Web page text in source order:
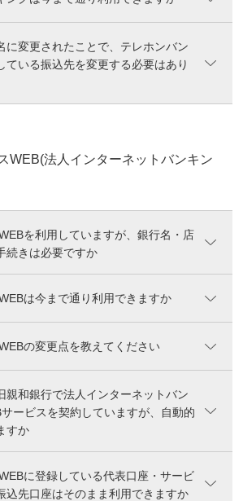
に変更されたことで、テレホンバン
ている振込先を変更する必要はあり
WEB(法人インターネットバンキン
を利用していますが、銀行名・店
続きは必要ですか
は今まで通り利用できますか
の変更点を教えてください
親和銀行で法人インターネットバン
ービスを契約していますが、自動的
すか
に登録している代表口座・サービ
込先口座はそのまま利用できますか